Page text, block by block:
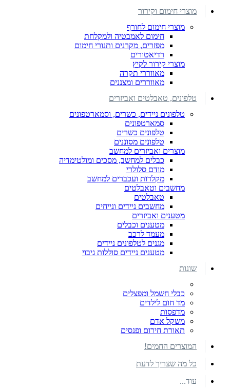
מוצרי חימום וקירור
מוצרי חימום לחורף
חימום לאמבטיה ולמקלחת
מפזרים, מקרנים ותנורי חימום
רדיאטורים
מוצרי קירור לקיץ
מאווררי תקרה
מאווררים ומצננים
טלפונים, טאבלטים ואביזרים
טלפונים ניידים, כשרים, וסמארטפונים
סמארטפונים
טלפונים כשרים
טלפונים מסוננים
מוצרים ואביזרים למחשב
כבלים למחשב, מסכים ומולטימדיה
מודם סלולרי
מקלדות ועכברים למחשב
מחשבים וטאבלטים
טאבלטים
מחשבים ניידים ונייחים
מטענים ואביזרים
מטענים וכבלים
מעמד לרכב
מגנים לטלפונים ניידים
מטענים ניידים סוללות גיבוי
שונות
כבלי חשמל ומפצלים
מד חום לילדים
מדפסות
משקל אדם
תאורת חירום ופנסים
המוצרים החמים!
כל מה שצריך לדעת
עוד...